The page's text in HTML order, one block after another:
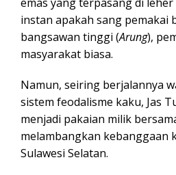
instan apakah sang pemakai
bangsawan tinggi (Arung),
masyarakat biasa.
Namun, seiring berjalannya
sistem feodalisme kaku, Jas
menjadi pakaian milik
melambangkan kebanggaan
Sulawesi Selatan.